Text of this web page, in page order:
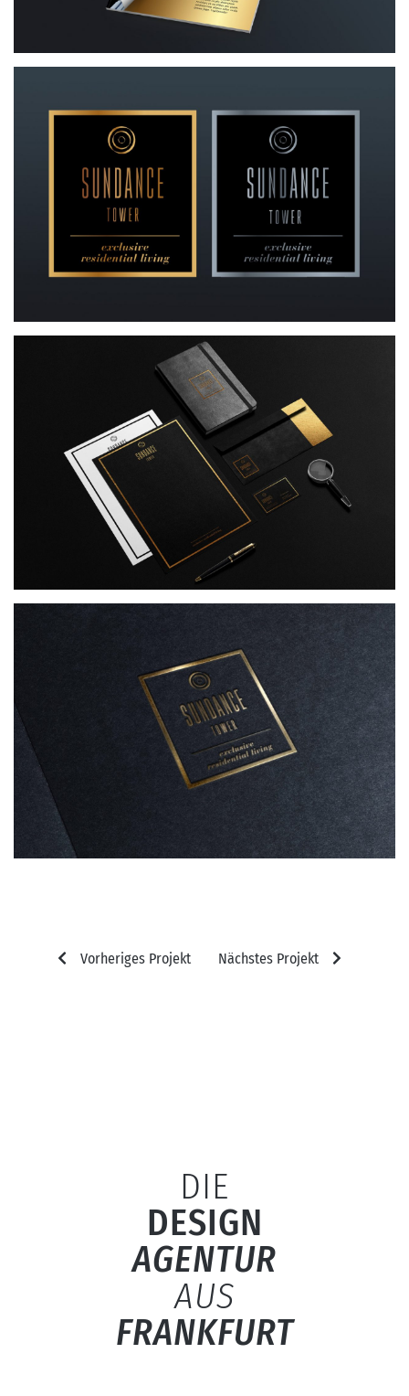
Vorheriges Projekt Nächstes Projekt
DIE
DESIGN
AGENTUR
AUS
FRANKFURT